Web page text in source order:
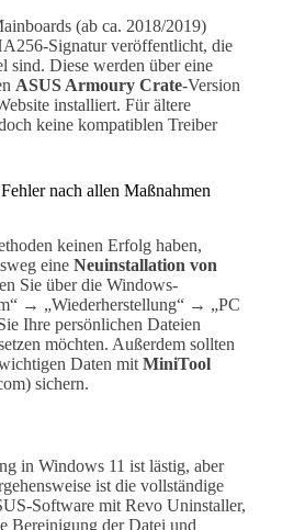
(ab ca. 2018/2019)
Signatur veröffentlicht, die
sind. Diese werden über eine
ASUS Armoury Crate-Version
installiert. Für ältere
keine kompatiblen Treiber
nach allen Maßnahmen
keinen Erfolg haben,
eine Neuinstallation von
Sie über die Windows-
→ „Wiederherstellung“ → „PC
Ihre persönlichen Dateien
möchten. Außerdem sollten
Daten mitMiniTool
sichern.
in Windows 11 ist lästig, aber
ist die vollständige
Software mit Revo Uninstaller,
Bereinigung der Datei und